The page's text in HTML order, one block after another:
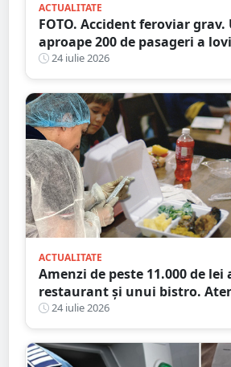
ACTUALITATE
FOTO. Accident feroviar grav.
aproape 200 de pasageri a
autocisternă, care a luat foc
24 iulie 2026
ACTUALITATE
Amenzi de peste 11.000 de
restaurant și unui bistro.
unde mâncați
24 iulie 2026